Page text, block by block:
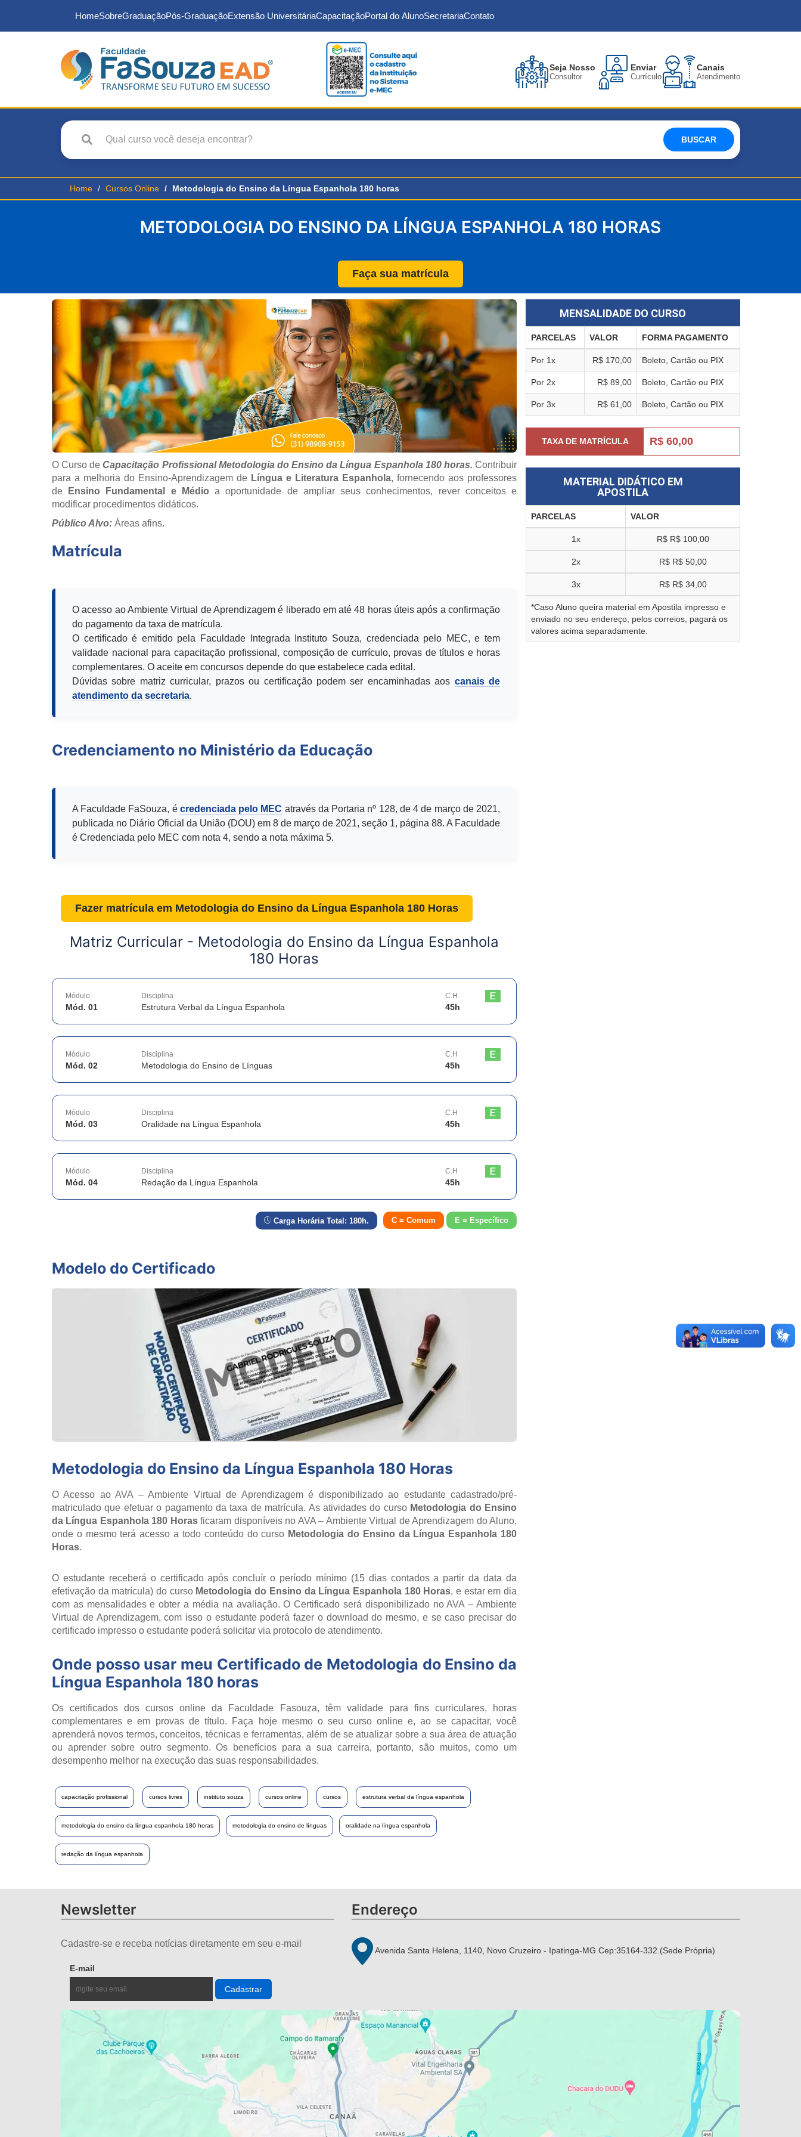
HomeSobreGraduaçãoPós-GraduaçãoExtensão UniversitáriaCapacitaçãoPortal do AlunoSecretariaContato
Seja Nosso
Consultor
Enviar
Currículo
Canais
Atendimento
BUSCAR
Home Cursos Online Metodologia do Ensino da Língua Espanhola 180 horas
METODOLOGIA DO ENSINO DA LÍNGUA ESPANHOLA 180 HORAS
Faça sua matrícula
O Curso de Capacitação Profissional Metodologia do Ensino da Língua Espanhola 180 horas.Contribuir
para a melhoria do Ensino-Aprendizagem de Língua e Literatura Espanhola, fornecendo aos professores
de
Ensino Fundamental e Médio a oportunidade de ampliar seus conhecimentos, rever conceitos e
modificar procedimentos didáticos.
Público Alvo: Áreas afins.
Matrícula
O acesso ao Ambiente Virtual de Aprendizagem é liberado em até 48 horas úteis após a confirmação
do pagamento da taxa de matrícula.
O certificado é emitido pela Faculdade Integrada Instituto Souza, credenciada pelo MEC, e tem
validade nacional para capacitação profissional, composição de currículo, provas de títulos e horas
complementares. O aceite em concursos depende do que estabelece cada edital.
Dúvidas sobre matriz curricular, prazos ou certificação podem ser encaminhadas aos canais de
atendimento da secretaria.
Credenciamento no Ministério da Educação
A Faculdade FaSouza, é credenciada pelo MEC através da Portaria nº 128, de 4 de março de 2021,
publicada no Diário Oficial da União (DOU) em 8 de março de 2021, seção 1, página 88. A Faculdade
é Credenciada pelo MEC com nota 4, sendo a nota máxima 5.
Fazer matrícula em Metodologia do Ensino da Língua Espanhola 180 Horas
Matriz Curricular - Metodologia do Ensino da Língua Espanhola
180 Horas
Módulo
Mód. 01
Disciplina
Estrutura Verbal da Língua Espanhola
C.H
45h
Módulo
Mód. 02
Disciplina
Metodologia do Ensino de Línguas
C.H
45h
Módulo
Mód. 03
Disciplina
Oralidade na Língua Espanhola
C.H
45h
Módulo
Mód. 04
Disciplina
Redação da Língua Espanhola
C.H
45h
Carga Horária Total: 180h. C = Comum E = Específico
Modelo do Certificado
Metodologia do Ensino da Língua Espanhola 180 Horas
O Acesso ao AVA – Ambiente Virtual de Aprendizagem é disponibilizado ao estudante cadastrado/pré-
matriculado que efetuar o pagamento da taxa de matrícula. As atividades do curso Metodologia do Ensino
da Língua Espanhola 180 Horasficaram disponíveis no AVA – Ambiente Virtual de Aprendizagem do Aluno,
onde o mesmo terá acesso a todo conteúdo do curso Metodologia do Ensino da Língua Espanhola 180
Horas.
O estudante receberá o certificado após concluír o período mínimo (15 dias contados a partir da data da
efetivação da matrícula) do curso Metodologia do Ensino da Língua Espanhola 180 Horas, e estar em dia
com as mensalidades e obter a média na avaliação. O Certificado será disponibilizado no AVA – Ambiente
Virtual de Aprendizagem, com isso o estudante poderá fazer o download do mesmo, e se caso precisar do
certificado impresso o estudante poderá solicitar via protocolo de atendimento.
Onde posso usar meu Certificado de Metodologia do Ensino da
Língua Espanhola 180 horas
Os certificados dos cursos online da Faculdade Fasouza, têm validade para fins curriculares, horas
complementares e em provas de título. Faça hoje mesmo o seu curso online e, ao se capacitar, você
aprenderá novos termos, conceitos, técnicas e ferramentas, além de se atualizar sobre a sua área de atuação
ou aprender sobre outro segmento. Os benefícios para a sua carreira, portanto, são muitos, como um
desempenho melhor na execução das suas responsabilidades.
capacitação profissional cursos livres instituto souza cursos online cursos estrutura verbal da língua espanhola
metodologia do ensino da língua espanhola 180 horas metodologia do ensino de línguas oralidade na língua espanhola
redação da língua espanhola
MENSALIDADE DO CURSO
PARCELAS VALOR FORMA PAGAMENTO
Por 1x R$ 170,00 Boleto, Cartão ou PIX
Por 2x R$ 89,00 Boleto, Cartão ou PIX
Por 3x R$ 61,00 Boleto, Cartão ou PIX
TAXA DE MATRÍCULA R$ 60,00
MATERIAL DIDÁTICO EM
APOSTILA
PARCELAS VALOR
1x R$ R$ 100,00
2x R$ R$ 50,00
3x R$ R$ 34,00
*Caso Aluno queira material em Apostila impresso e
enviado no seu endereço, pelos correios, pagará os
valores acima separadamente.
Newsletter
Cadastre-se e receba notícias diretamente em seu e-mail
E-mail
Endereço
Avenida Santa Helena, 1140, Novo Cruzeiro - Ipatinga-MG Cep:35164-332.(Sede Própria)